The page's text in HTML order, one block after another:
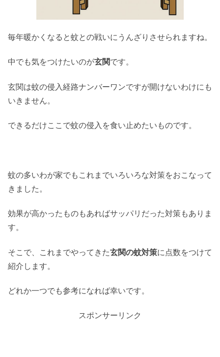
毎年暖かくなると蚊との戦いにうんざりさせられますね。
中でも気をつけたいのが玄関です。
玄関は蚊の侵入経路ナンバーワンですが開けないわけにも
いきません。
できるだけここで蚊の侵入を食い止めたいものです。
蚊の多いわが家でもこれまでいろいろな対策をおこなって
きました。
効果が高かったものもあればサッパリだった対策もありま
す。
そこで、これまでやってきた玄関の蚊対策に点数をつけて
紹介します。
どれか一つでも参考になれば幸いです。
スポンサーリンク